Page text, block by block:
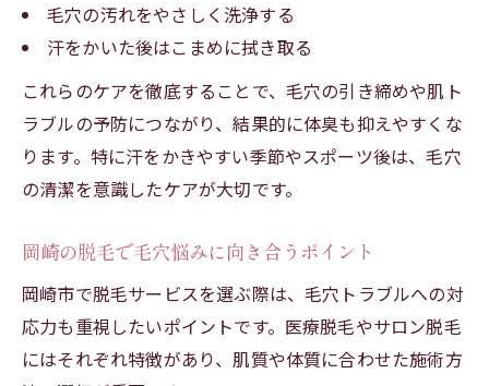
毛穴の汚れをやさしく洗浄する
汗をかいた後はこまめに拭き取る
これらのケアを徹底することで、毛穴の引き締めや肌ト
ラブルの予防につながり、結果的に体臭も抑えやすくな
ります。特に汗をかきやすい季節やスポーツ後は、毛穴
の清潔を意識したケアが大切です。
岡崎の脱毛で毛穴悩みに向き合うポイント
岡崎市で脱毛サービスを選ぶ際は、毛穴トラブルへの対
応力も重視したいポイントです。医療脱毛やサロン脱毛
にはそれぞれ特徴があり、肌質や体質に合わせた施術方